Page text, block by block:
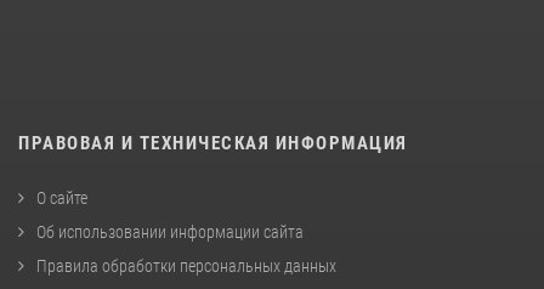
ПРАВОВАЯ И ТЕХНИЧЕСКАЯ ИНФОРМАЦИЯ
О сайте
Об использовании информации сайта
Правила обработки персональных данных